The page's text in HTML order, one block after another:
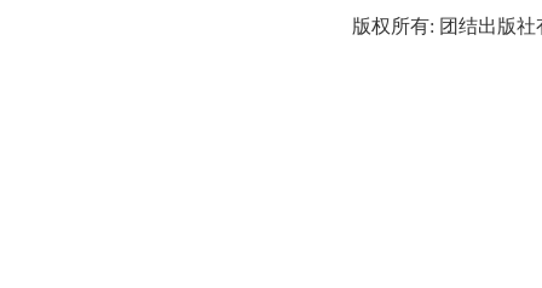
版权所有: 团结出版社